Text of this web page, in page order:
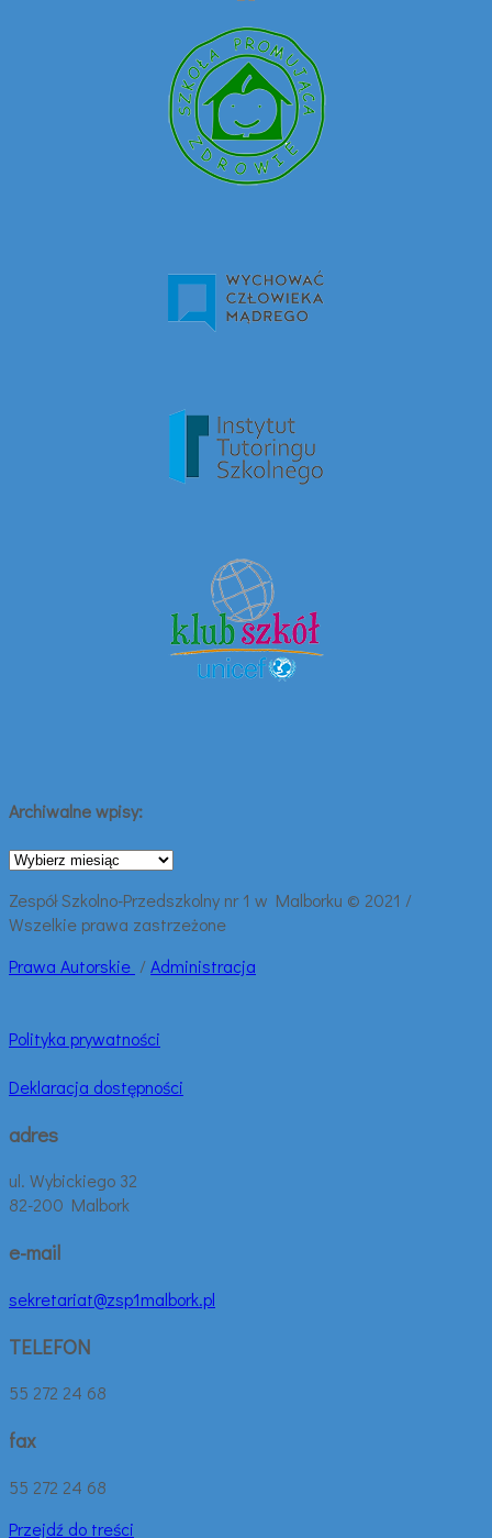
Archiwalne wpisy:
Archiwalne
Zespół Szkolno-Przedszkolny nr 1 w Malborku © 2021 /
Wszelkie prawa zastrzeżone
Prawa Autorskie /Administracja
Polityka prywatności
Deklaracja dostępności
adres
ul. Wybickiego 32
82-200 Malbork
e-mail
sekretariat@zsp1malbork.pl
TELEFON
55 272 24 68
fax
55 272 24 68
Przejdź do treści